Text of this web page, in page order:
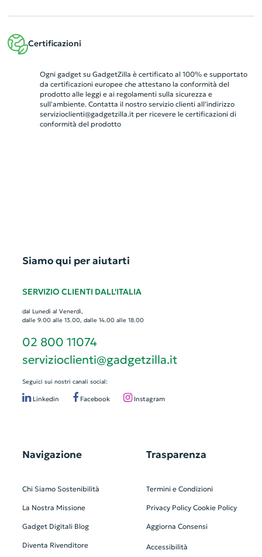
Certificazioni
Ogni gadget su GadgetZilla è certificato al 100% e supportato
da certificazioni europee che attestano la conformità del
prodotto alle leggi e ai regolamenti sulla sicurezza e
sull'ambiente. Contatta il nostro servizio clienti all’indirizzo
servizioclienti@gadgetzilla.itper ricevere le certificazioni di
conformità del prodotto
Siamo qui per aiutarti
SERVIZIO CLIENTI DALL'ITALIA
dal Lunedì al Venerdì,
dalle 9.00 alle 13.00, dalle 14.00 alle 18.00
02 800 11074
servizioclienti@gadgetzilla.it
Seguici sui nostri canali social:
Linkedin Facebook Instagram
Navigazione
Chi Siamo Sostenibilità
La Nostra Missione
Gadget Digitali Blog
Diventa Rivenditore
Trasparenza
Termini e Condizioni
Privacy Policy Cookie Policy
Aggiorna Consensi
Accessibilità